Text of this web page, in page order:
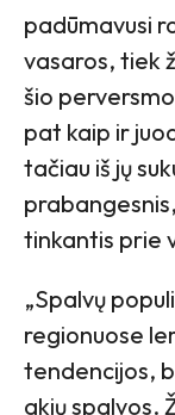
padūmavusi
vasaros, tiek
šio
pat kaip ir
tačiau iš jų
tinkantis prie
„Spalvų
regionuose
tendencijos,
akių spalvos.